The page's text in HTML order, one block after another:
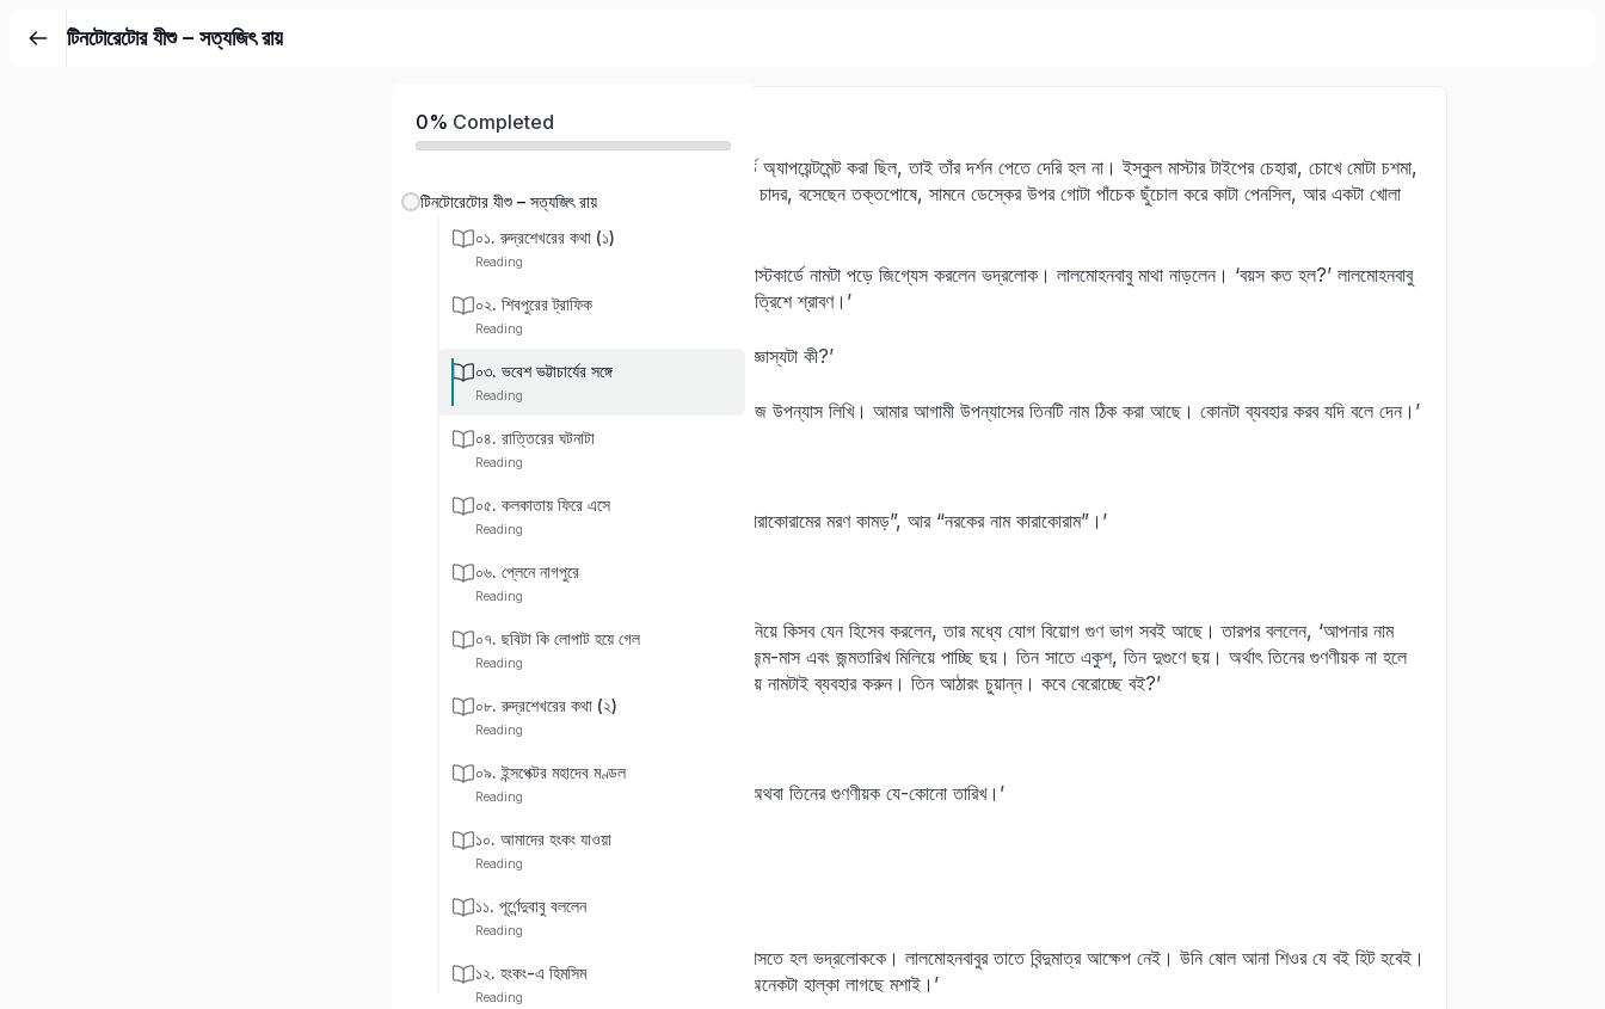
টিনটোরেটোর যীশু – সত্যজিৎ রায়
0% Completed
টিনটোরেটোর যীশু – সত্যজিৎ রায়
০১. রুদ্রশেখরের কথা (১)
Reading
০২. শিবপুরের ট্রাফিক
Reading
০৩. ভবেশ ভট্টাচার্যের সঙ্গে
Reading
০৪. রাত্তিরের ঘটনাটা
Reading
০৫. কলকাতায় ফিরে এসে
Reading
০৬. প্লেনে নাগপুরে
Reading
০৭. ছবিটা কি লোপাট হয়ে গেল
Reading
০৮. রুদ্রশেখরের কথা (২)
Reading
০৯. ইন্সপেক্টর মহাদেব মণ্ডল
Reading
১০. আমাদের হংকং যাওয়া
Reading
১১. পূর্ণেন্দুবাবু বললেন
Reading
১২. হংকং-এ হিমসিম
Reading
ভবেশ ভট্টাচার্যের সঙ্গে পোস্টকার্ডে অ্যাপয়েন্টমেন্ট করা ছিল, তাই তাঁর দর্শন পেতে দেরি হল না। ইস্কুল মাস্টার টাইপের চেহারা, চোখে মোটা চশমা,
গায়ে ফতুয়ার উপর একটা এণ্ডির চাদর, বসেছেন তক্তপোষে, সামনে ডেস্কের উপর গোটা পাঁচেক ছুঁচোল করে কাটা পেনসিল, আর একটা খোলা
‘লালমোহন গঙ্গোপাধ্যায়?’ —পোস্টকার্ডে নামটা পড়ে জিগ্যেস করলেন ভদ্রলোক। লালমোহনবাবু মাথা নাড়লেন। ‘বয়স কত হল?’ লালমোহনবাবু
বয়স বললেন। ‘জন্মতারিখ?’ ‘ঊনত্রিশে শ্রাবণ।’
‘হুঁ…সিংহ রাশি। তা আপনার জিজ্ঞাস্যটা কী?’
‘আজ্ঞে আমি রহস্য রোমাঞ্চ সিরিজে উপন্যাস লিখি। আমার আগামী উপন্যাসের তিনটি নাম ঠিক করা আছে। কোনটা ব্যবহার করব যদি বলে দেন।’
‘“কারাকোরামে রক্ত কার?”, “কারাকোরামের মরণ কামড়”, আর “নরকের নাম কারাকোরাম”।’
“হুঁ। দাঁড়ান।”
ভদ্রলোক নামগুলো খাতায় লিখে নিয়ে কিসব যেন হিসেব করলেন, তার মধ্যে যোগ বিয়োগ গুণ ভাগ সবই আছে। তারপর বললেন, ‘আপনার নাম
থেকে সংখ্যা পাচ্ছি একুশ, আর জন্ম-মাস এবং জন্মতারিখ মিলিয়ে পাচ্ছি ছয়। তিন সাতে একুশ, তিন দুগুণে ছয়। অর্থাৎ তিনের গুণণীয়ক না হলে
ফল ভালো হবে না। আপনি তৃতীয় নামটাই ব্যবহার করুন। তিন আঠারং চুয়ান্ন। কবে বেরোচ্ছে বই?’
‘উঁহু! তেসরা করলে ভালো হবে, অথবা তিনের গুণণীয়ক যে-কোনো তারিখ।’
‘আর, ইয়ে—বিক্ৰীটা?’
‘বই ধরবে।’
একশোটি টাকা খামে পুরে দিয়ে আসতে হল ভদ্রলোককে। লালমোহনবাবুর তাতে বিন্দুমাত্র আক্ষেপ নেই। উনি ষোল আনা শিওর যে বই হিট হবেই।
বললেন, ‘মনের ভার নেমে গিয়ে অনেকটা হাল্‌কা লাগছে মশাই।’
Sign up
Sign in
Don’t have an account?
Remember me Lost your password?